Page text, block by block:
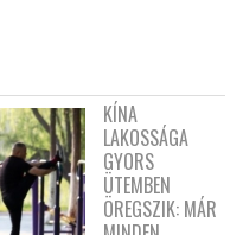
KÍNA
LAKOSSÁGA
GYORS
ÜTEMBEN
ÖREGSZIK: MÁR